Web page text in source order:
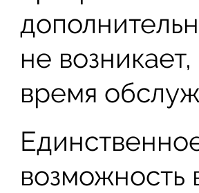
не
время
возможность